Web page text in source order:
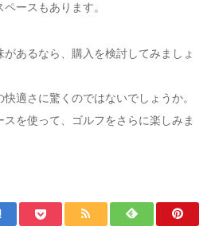
ースもあります。
あるなら、購入を検討してみましょ
適さに驚くのではないでしょうか。
を使って、ゴルフをさらに楽しみま